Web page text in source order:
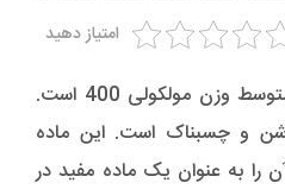
امتیاز دهید
پلی اتیلن گلیکول 400 با متوسط وزن مولکولی 400 است.
و چسبناک است. این ماده
را به عنوان یک ماده مفید در